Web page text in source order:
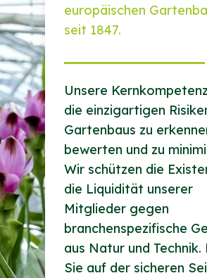
europäischen
seit 1847.
Unsere
die einzigartigen
Gartenbaus zu
bewerten und zu
Wir schützen die
die Liquidität unserer
Mitglieder gegen
branchenspezifische
aus Natur und Technik.
Sie auf der sicheren